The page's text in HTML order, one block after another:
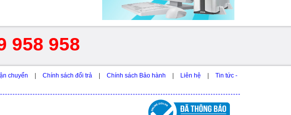
958 958
chuyển Chính sách đổi trả Chính sách Bảo hành Liên hệ
Tin tức -